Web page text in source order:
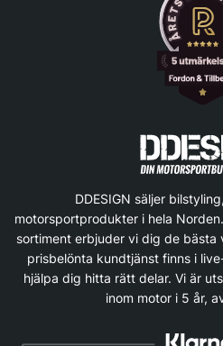
DDESIGN säljer
motorsportprodukter i hela
sortiment erbjuder vi dig de bästa
prisbelönta kundtjänst finns i
hjälpa dig hitta rätt delar. Vi är
inom motor i 5 år,